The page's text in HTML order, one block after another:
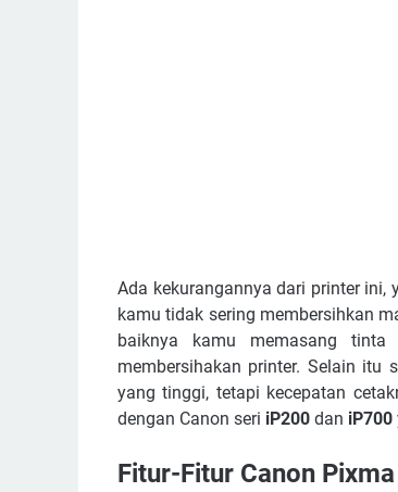
Ada kekurangannya dari printer
kamu tidak sering membersihkan
baiknya kamu memasang
membersihakan printer. Selain itu
yang tinggi, tetapi kecepatan
dengan Canon seri iP200 dan iP700
Fitur-Fitur Canon